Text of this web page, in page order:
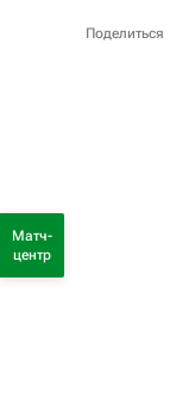
Поделиться
Матч-
центр